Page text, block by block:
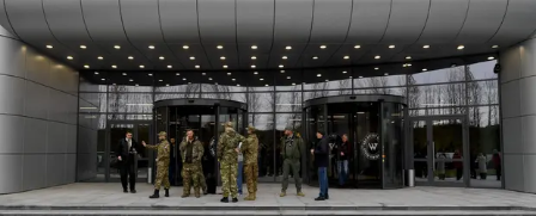
Kulturë
Showbiz
Teknologji